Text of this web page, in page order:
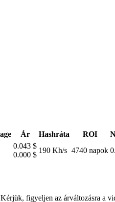
Ár Hashráta ROI
0.043 $
0.000 $
190 Kh/s 4740 napok
figyeljen az árváltozásra a